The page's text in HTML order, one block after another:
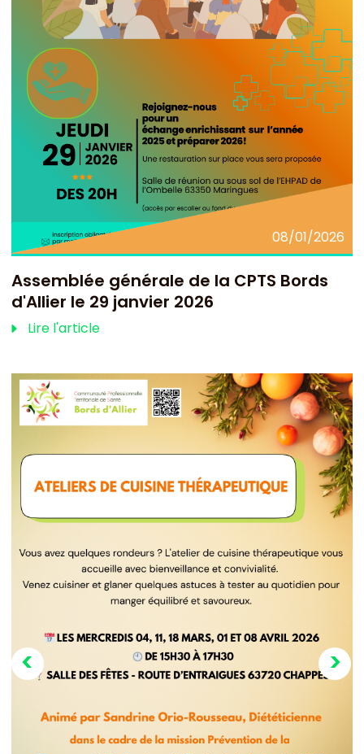
08/01/2026
Assemblée générale de la CPTS Bords
d'Allier le 29 janvier 2026
Lire l'article